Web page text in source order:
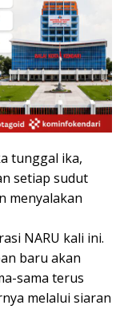
tunggal ika,
setiap sudut
menyalakan
NARU kali ini.
baru akan
sama terus
melalui siaran